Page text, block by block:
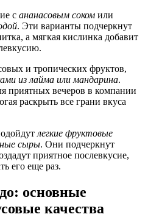
с ананасовым соком или
. Эти варианты подчеркнут
а мягкая кислинка добавит
и тропических фруктов,
из лайма или мандарина.
приятных вечеров в компании
раскрыть все грани вкуса
легкие фруктовые
сыры. Они подчеркнут
приятное послевкусие,
его еще раз.
основные
качества